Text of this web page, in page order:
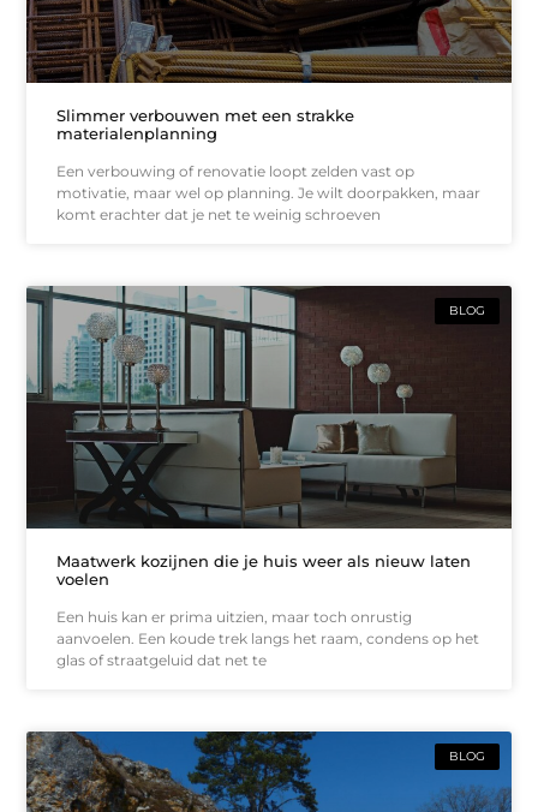
Slimmer verbouwen met een strakke
materialenplanning
Een verbouwing of renovatie loopt zelden vast op
motivatie, maar wel op planning. Je wilt doorpakken, maar
komt erachter dat je net te weinig schroeven
BLOG
Maatwerk kozijnen die je huis weer als nieuw laten
voelen
Een huis kan er prima uitzien, maar toch onrustig
aanvoelen. Een koude trek langs het raam, condens op het
glas of straatgeluid dat net te
BLOG